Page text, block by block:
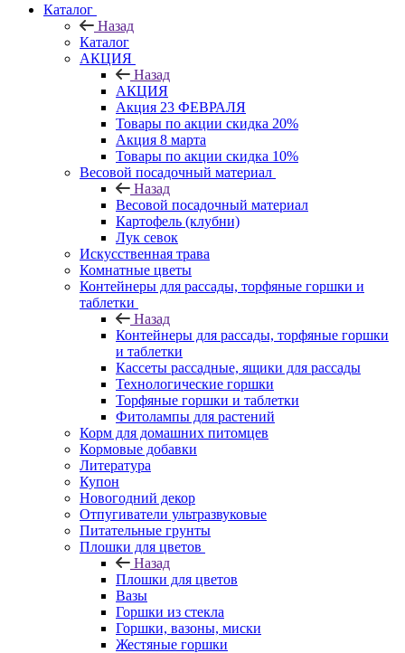
Каталог
Назад
Каталог
АКЦИЯ
Назад
АКЦИЯ
Акция 23 ФЕВРАЛЯ
Товары по акции скидка 20%
Акция 8 марта
Товары по акции скидка 10%
Весовой посадочный материал
Назад
Весовой посадочный материал
Картофель (клубни)
Лук севок
Искусственная трава
Комнатные цветы
Контейнеры для рассады, торфяные горшки и
таблетки
Назад
Контейнеры для рассады, торфяные горшки
и таблетки
Кассеты рассадные, ящики для рассады
Технологические горшки
Торфяные горшки и таблетки
Фитолампы для растений
Корм для домашних питомцев
Кормовые добавки
Литература
Купон
Новогодний декор
Отпугиватели ультразвуковые
Питательные грунты
Плошки для цветов
Назад
Плошки для цветов
Вазы
Горшки из стекла
Горшки, вазоны, миски
Жестяные горшки